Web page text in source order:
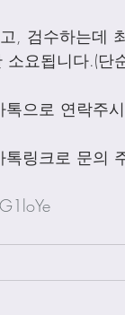
, 검수하는데
소요됩니다.(
으로 연락주
링크로 문의